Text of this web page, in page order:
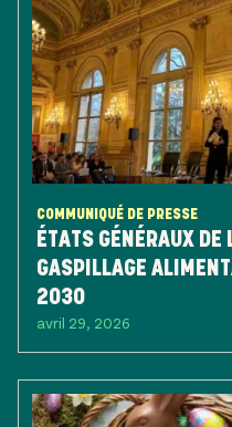
COMMUNIQUÉ DE PRESSE
ÉTATS GÉNÉRAUX DE
GASPILLAGE
2030
avril 29, 2026